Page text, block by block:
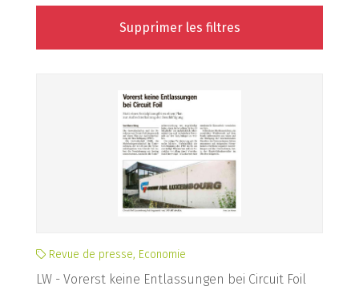
Supprimer les filtres
Revue de presse, Economie
LW - Vorerst keine Entlassungen bei Circuit Foil